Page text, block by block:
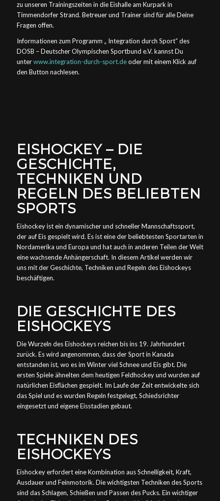
zu unseren Trainingszeiten in die Eishalle am Kurpark in
Timmendorfer Strand. Betreuer und Trainer sind für alle Deine
Fragen offen.
Informationen zum Programm „ Integration durch Sport“ des
DOSB – Deutscher Olympischen Sportbund e.V. kannst Du
unterwww.integration-durch-sport.deoder mit einem Klick auf
den Button nachlesen.
EISHOCKEY – DIE
GESCHICHTE,
TECHNIKEN UND
REGELN DES BELIEBTEN
SPORTS
Eishockey ist ein dynamischer und schneller Mannschaftssport,
der auf Eis gespielt wird. Es ist eine der beliebtesten Sportarten in
Nordamerika und Europa und hat auch in anderen Teilen der Welt
eine wachsende Anhängerschaft. In diesem Artikel werden wir
uns mit der Geschichte, Techniken und Regeln des Eishockeys
beschäftigen.
DIE GESCHICHTE DES
EISHOCKEYS
Die Wurzeln des Eishockeys reichen bis ins 19. Jahrhundert
zurück. Es wird angenommen, dass der Sport in Kanada
entstanden ist, wo es im Winter viel Schnee und Eis gibt. Die
ersten Spiele ähnelten dem heutigen Feldhockey und wurden auf
natürlichen Eisflächen gespielt. Im Laufe der Zeit entwickelte sich
das Spiel und es wurden Regeln festgelegt, Schiedsrichter
eingesetzt und eigene Eisstadien gebaut.
TECHNIKEN DES
EISHOCKEYS
Eishockey erfordert eine Kombination aus Schnelligkeit, Kraft,
Ausdauer und Feinmotorik. Die wichtigsten Techniken des Sports
sind das Schlagen, Schießen und Passen des Pucks. Ein wichtiger